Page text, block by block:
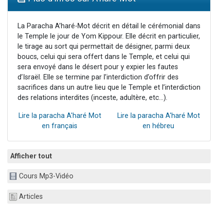
30 personnes viennent de faire un don pour Sauvez la jambe de Yohan
Il reste 49 places pour étudier en groupe sur Zoom
12 nouvelles musiques dans Torah-Box Music
La Paracha A’haré-Mot décrit en détail le cérémonial dans
le Temple le jour de Yom Kippour. Elle décrit en particulier,
le tirage au sort qui permettait de désigner, parmi deux
boucs, celui qui sera offert dans le Temple, et celui qui
sera envoyé dans le désert pour y expier les fautes
d’Israël. Elle se termine par l’interdiction d’offrir des
sacrifices dans un autre lieu que le Temple et l’interdiction
des relations interdites (inceste, adultère, etc...).
Lire la paracha A'haré Mot
en français
Lire la paracha A'haré Mot
en hébreu
Afficher tout
Cours Mp3-Vidéo
Articles